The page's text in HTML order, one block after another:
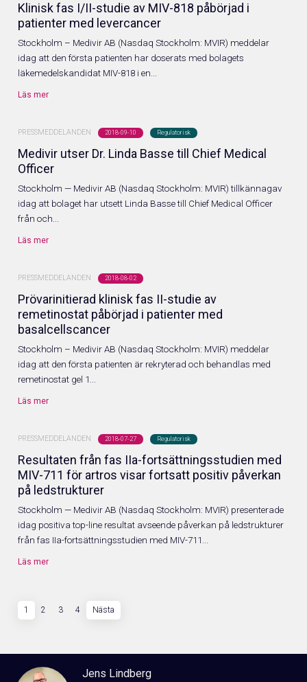
Klinisk fas I/II-studie av MIV-818 påbörjad i
patienter med levercancer
Stockholm – Medivir AB (Nasdaq Stockholm: MVIR) meddelar
idag att den första patienten har doserats med bolagets
läkemedelskandidat MIV-818 i en...
Läs mer
PRESSMEDDELANDEN 2018-09-10 Regulatorisk
Medivir utser Dr. Linda Basse till Chief Medical
Officer
Stockholm — Medivir AB (Nasdaq Stockholm: MVIR) tillkännagav
idag att bolaget har utsett Linda Basse till Chief Medical Officer
från och...
Läs mer
PRESSMEDDELANDEN 2018-08-02
Prövarinitierad klinisk fas II-studie av
remetinostat påbörjad i patienter med
basalcellscancer
Stockholm – Medivir AB (Nasdaq Stockholm: MVIR) meddelar
idag att den första patienten är rekryterad och behandlas med
remetinostat gel 1...
Läs mer
PRESSMEDDELANDEN 2018-07-27 Regulatorisk
Resultaten från fas IIa-fortsättningsstudien med
MIV-711 för artros visar fortsatt positiv påverkan
på ledstrukturer
Stockholm — Medivir AB (Nasdaq Stockholm: MVIR) presenterade
idag positiva top-line resultat avseende påverkan på ledstrukturer
från fas IIa-fortsättningsstudien med MIV-711...
Läs mer
1 2 3 4 Nästa
Jens Lindberg